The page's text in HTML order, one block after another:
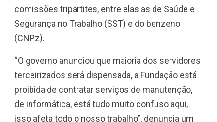
comissões tripartites, entre elas as de Saúde e
Segurança no Trabalho (SST) e do benzeno
(CNPz).
“O governo anunciou que maioria dos servidores
terceirizados será dispensada, a Fundação está
proibida de contratar serviços de manutenção,
de informática, está tudo muito confuso aqui,
isso afeta todo o nosso trabalho”, denuncia um